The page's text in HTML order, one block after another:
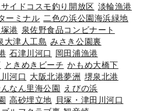
イドコスモ釣り開放区 淡輪漁港
ーミナル 二色の浜公園海浜緑地
塚港 泉佐野食品コンビナート
大津人工島 みさき公園裏
石津川河口
岡田浦漁港
ときめきビーチ かもめ大橋下
河口 大阪北港夢洲 堺泉北港
なん里海公園 えびの浜
高砂埋立地 貝塚・津田川河口